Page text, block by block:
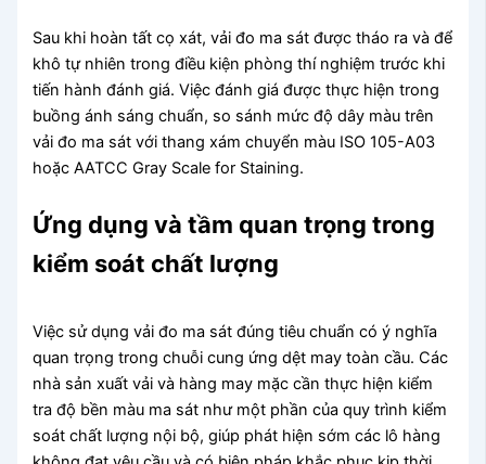
Sau khi hoàn tất cọ xát, vải đo ma sát được tháo ra và để
khô tự nhiên trong điều kiện phòng thí nghiệm trước khi
tiến hành đánh giá. Việc đánh giá được thực hiện trong
buồng ánh sáng chuẩn, so sánh mức độ dây màu trên
vải đo ma sát với thang xám chuyển màu ISO 105-A03
hoặc AATCC Gray Scale for Staining.
Ứng dụng và tầm quan trọng trong
kiểm soát chất lượng
Việc sử dụng vải đo ma sát đúng tiêu chuẩn có ý nghĩa
quan trọng trong chuỗi cung ứng dệt may toàn cầu. Các
nhà sản xuất vải và hàng may mặc cần thực hiện kiểm
tra độ bền màu ma sát như một phần của quy trình kiểm
soát chất lượng nội bộ, giúp phát hiện sớm các lô hàng